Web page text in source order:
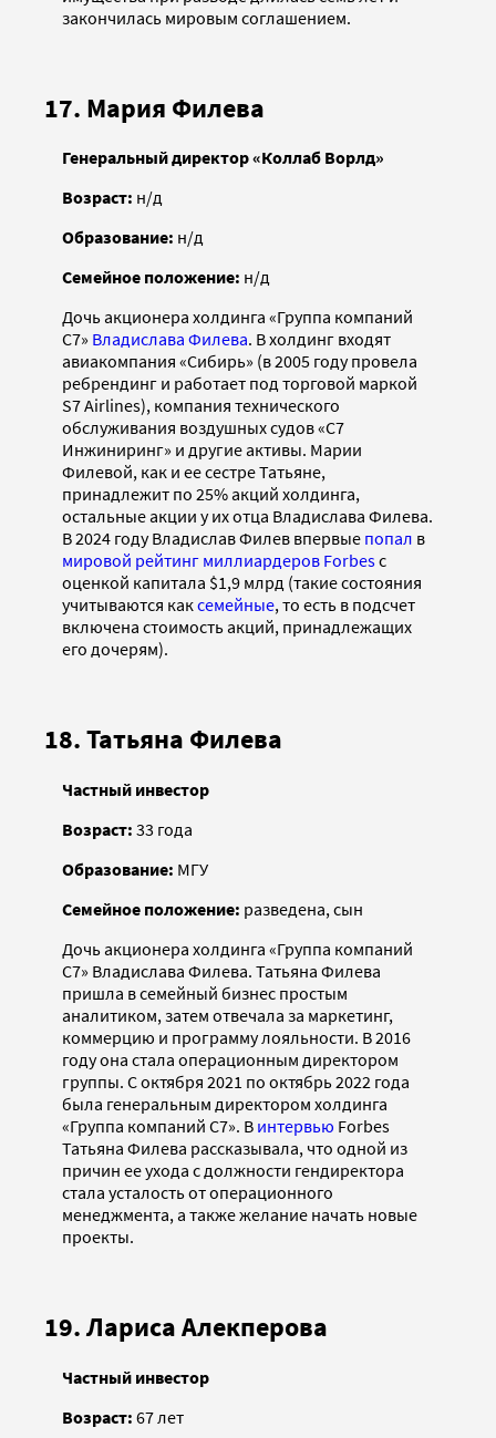
закончилась мировым соглашением.
17. Мария Филева
Генеральный директор «Коллаб Ворлд»
Возраст: н/д
Образование: н/д
Семейное положение: н/д
Дочь акционера холдинга «Группа компаний
С7» Владислава Филева. В холдинг входят
авиакомпания «Сибирь» (в 2005 году провела
ребрендинг и работает под торговой маркой
S7 Airlines), компания технического
обслуживания воздушных судов «С7
Инжиниринг» и другие активы. Марии
Филевой, как и ее сестре Татьяне,
принадлежит по 25% акций холдинга,
остальные акции у их отца Владислава Филева.
В 2024 году Владислав Филев впервые попал в
мировой рейтинг миллиардеров Forbesс
оценкой капитала $1,9 млрд (такие состояния
учитываются каксемейные, то есть в подсчет
включена стоимость акций, принадлежащих
его дочерям).
18. Татьяна Филева
Частный инвестор
Возраст: 33 года
Образование: МГУ
Семейное положение: разведена, сын
Дочь акционера холдинга «Группа компаний
С7» Владислава Филева. Татьяна Филева
пришла в семейный бизнес простым
аналитиком, затем отвечала за маркетинг,
коммерцию и программу лояльности. В 2016
году она стала операционным директором
группы. С октября 2021 по октябрь 2022 года
была генеральным директором холдинга
«Группа компаний С7». В интервью Forbes
Татьяна Филева рассказывала, что одной из
причин ее ухода с должности гендиректора
стала усталость от операционного
менеджмента, а также желание начать новые
проекты.
19. Лариса Алекперова
Частный инвестор
Возраст: 67 лет